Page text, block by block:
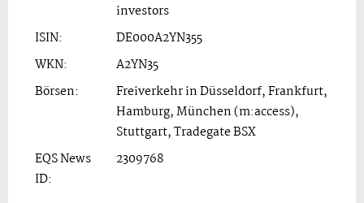
investors
ISIN:
DE000A2YN355
WKN:
A2YN35
Börsen:
Freiverkehr in Düsseldorf, Frankfurt,
Hamburg, München (m:access),
Stuttgart, Tradegate BSX
EQS News
ID:
2309768